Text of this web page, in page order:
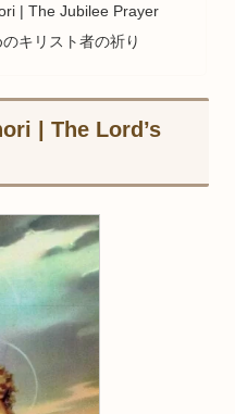
| The Jubilee Prayer
キリスト者の祈り
| The Lord’s